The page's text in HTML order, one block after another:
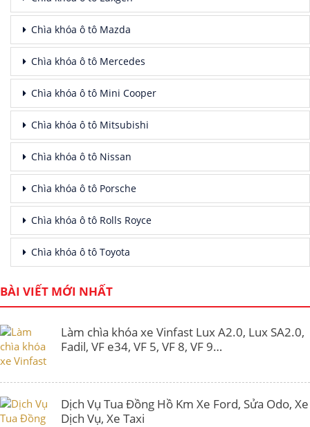
Chìa khóa ô tô Mazda
Chìa khóa ô tô Mercedes
Chìa khóa ô tô Mini Cooper
Chìa khóa ô tô Mitsubishi
Chìa khóa ô tô Nissan
Chìa khóa ô tô Porsche
Chìa khóa ô tô Rolls Royce
Chìa khóa ô tô Toyota
BÀI VIẾT MỚI NHẤT
Làm chìa khóa xe Vinfast Lux A2.0, Lux SA2.0,
Fadil, VF e34, VF 5, VF 8, VF 9…
Dịch Vụ Tua Đồng Hồ Km Xe Ford, Sửa Odo, Xe
Dịch Vụ, Xe Taxi